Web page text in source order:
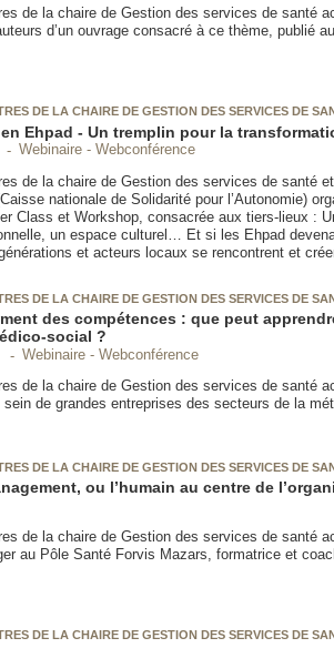
de la chaire de Gestion des services de santé
d’un ouvrage consacré à ce thème, publié
DE LA CHAIRE DE GESTION DES SERVICES DE
Ehpad - Un tremplin pour la
Webinaire - Webconférence
de la chaire de Gestion des services de santé
nationale de Solidarité pour l’Autonomie)
Class et Workshop, consacrée aux tiers-lieux :
un espace culturel… Et si les Ehpad
et acteurs locaux se rencontrent et
DE LA CHAIRE DE GESTION DES SERVICES DE
des compétences : que peut
social ?
Webinaire - Webconférence
de la chaire de Gestion des services de santé
de grandes entreprises des secteurs de la
DE LA CHAIRE DE GESTION DES SERVICES DE
ou l’humain au centre de
de la chaire de Gestion des services de santé
au Pôle Santé Forvis Mazars, formatrice et
DE LA CHAIRE DE GESTION DES SERVICES DE